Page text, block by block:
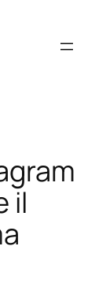
il